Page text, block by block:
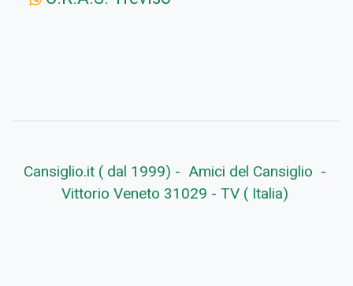
Cansiglio.it ( dal 1999) - Amici del Cansiglio -
Vittorio Veneto 31029 - TV ( Italia)